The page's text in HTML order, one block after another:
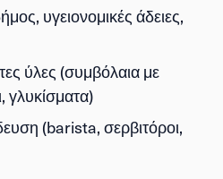
υγειονομικές άδειες,
ύλες (συμβόλαια με
γλυκίσματα)
(barista, σερβιτόροι,